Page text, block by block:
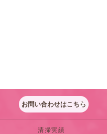
お問い合わせはこちら
清掃実績